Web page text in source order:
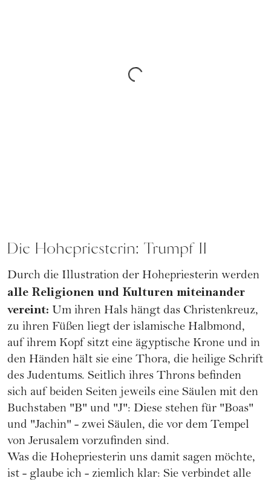
Die Hohepriesterin: Trumpf II
Durch die Illustration der Hohepriesterin werden
alle Religionen und Kulturen miteinander
vereint: Um ihren Hals hängt das Christenkreuz,
zu ihren Füßen liegt der islamische Halbmond,
auf ihrem Kopf sitzt eine ägyptische Krone und in
den Händen hält sie eine Thora, die heilige Schrift
des Judentums. Seitlich ihres Throns befinden
sich auf beiden Seiten jeweils eine Säulen mit den
Buchstaben "B" und "J": Diese stehen für "Boas"
und "Jachin" - zwei Säulen, die vor dem Tempel
von Jerusalem vorzufinden sind.
Was die Hohepriesterin uns damit sagen möchte,
ist - glaube ich - ziemlich klar: Sie verbindet alle